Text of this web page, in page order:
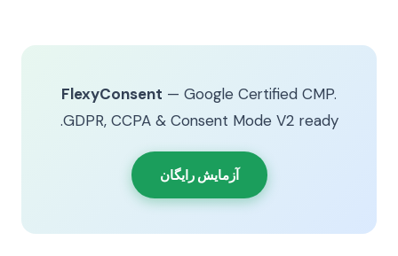
FlexyConsent — Google Certified CMP.
GDPR, CCPA & Consent Mode V2 ready.
آزمایش رایگان